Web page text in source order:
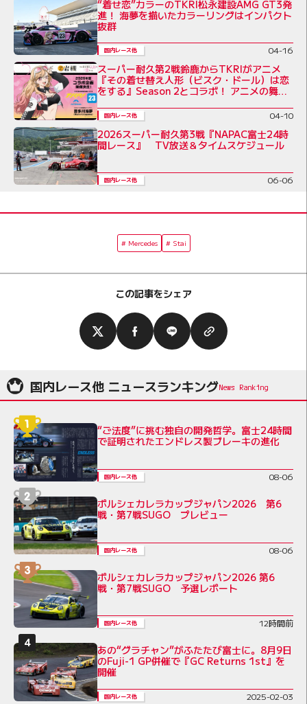
“着せ恋”カラーのTKRI松永建設AMG GT3発
進！ 海夢を描いたカラーリングはインパクト
抜群
国内レース他 04-16
スーパー耐久第2戦鈴鹿からTKRIがアニメ
『その着せ替え人形（ビスク・ドール）は恋
をする』Season 2とコラボ！ アニメの舞台
国内レース他 04-10
2026スーパー耐久第3戦『NAPAC富士24時
間レース』 TV放送＆タイムスケジュール
国内レース他 06-06
Mercedes Stai
この記事をシェア
国内レース他 ニュースランキング
“ご法度”に挑む独自の開発哲学。富士24時間
で証明されたエンドレス製ブレーキの進化
国内レース他 08-06
ポルシェカレラカップジャパン2026 第6
戦・第7戦SUGO プレビュー
国内レース他 08-06
ポルシェカレラカップジャパン2026 第6
戦・第7戦SUGO 予選レポート
国内レース他 12時間前
あの“グラチャン”がふたたび富士に。8月9日
のFuji-1 GP併催で『GC Returns 1st』を
開催
国内レース他 2025-02-03